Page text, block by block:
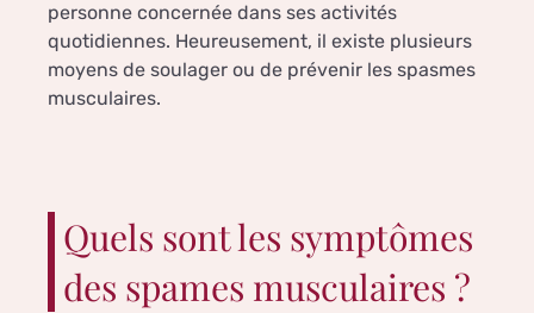
personne concernée dans ses activités
quotidiennes. Heureusement, il existe plusieurs
moyens de soulager ou de prévenir les spasmes
musculaires.
Quels sont les symptômes
des spames musculaires ?